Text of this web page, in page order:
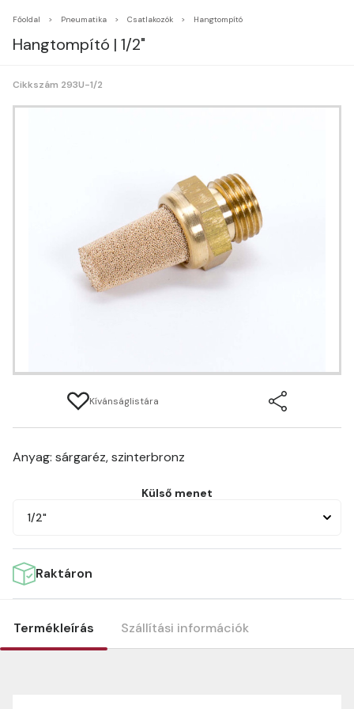
Főoldal Pneumatika Csatlakozók Hangtompító
Hangtompító | 1/2"
Cikkszám 293U-1/2
Kívánságlistára
Anyag: sárgaréz, szinterbronz
Külső menet
1/2"
Raktáron
Termékleírás Szállítási információk